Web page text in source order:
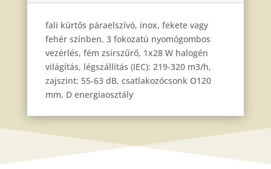
fali kürtős páraelszívó, inox, fekete vagy
fehér színben, 3 fokozatú nyomógombos
vezérlés, fém zsírszűrő, 1x28 W halogén
világítás, légszállítás (IEC): 219-320 m3/h,
zajszint: 55-63 dB, csatlakozócsonk O120
mm, D energiaosztály